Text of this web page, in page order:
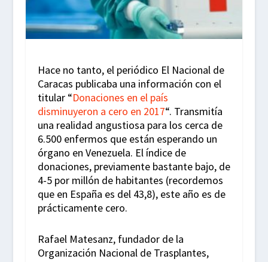
Hace no tanto, el periódico El Nacional de
Caracas publicaba una información con el
titular “Donaciones en el país
disminuyeron a cero en 2017“. Transmitía
una realidad angustiosa para los cerca de
6.500 enfermos que están esperando un
órgano en Venezuela. El índice de
donaciones, previamente bastante bajo, de
4-5 por millón de habitantes (recordemos
que en España es del 43,8), este año es de
prácticamente cero.
Rafael Matesanz, fundador de la
Organización Nacional de Trasplantes,